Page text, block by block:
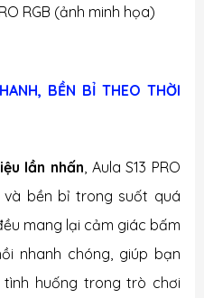
RGB (ảnh minh họa)
BỀN BỈ THEO THỜI
lần nhấn, Aula S13 PRO
và bền bỉ trong suốt quá
mang lại cảm giác bấm
nhanh chóng, giúp bạn
huống trong trò chơi